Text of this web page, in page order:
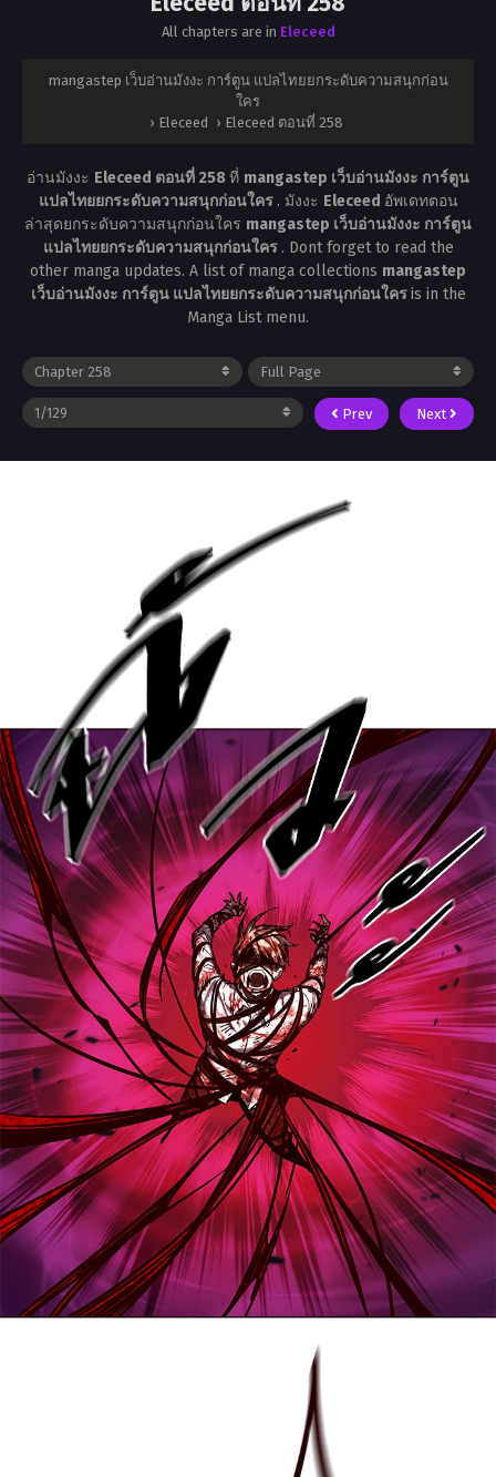
All chapters are in Eleceed
mangastep เว็บอ่านมังงะ การ์ตูน แปลไทยยกระดับความสนุกก่อน
ใคร
› Eleceed › Eleceed ตอนที่ 258
อ่านมังงะ Eleceed ตอนที่ 258ที่ mangastep เว็บอ่านมังงะ การ์ตูน
แปลไทยยกระดับความสนุกก่อนใคร . มังงะ Eleceed อัพเดทตอน
ล่าสุดยกระดับความสนุกก่อนใคร mangastep เว็บอ่านมังงะ การ์ตูน
แปลไทยยกระดับความสนุกก่อนใคร . Dont forget to read the
other manga updates. A list of manga collections mangastep
เว็บอ่านมังงะ การ์ตูน แปลไทยยกระดับความสนุกก่อนใครis in the
Manga List menu.
Prev Next